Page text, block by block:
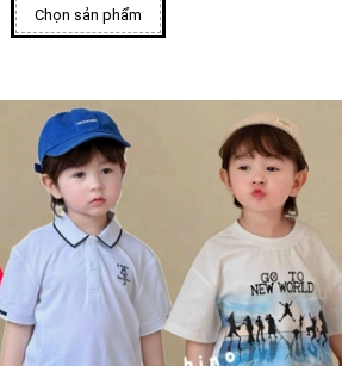
Chọn sản phẩm